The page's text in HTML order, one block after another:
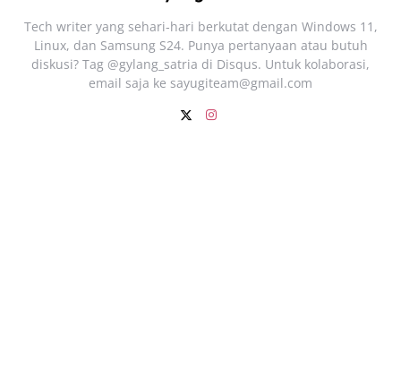
Tech writer yang sehari‑hari berkutat dengan Windows 11,
Linux, dan Samsung S24. Punya pertanyaan atau butuh
diskusi? Tag @gylang_satria di Disqus. Untuk kolaborasi,
email saja ke sayugiteam@gmail.com